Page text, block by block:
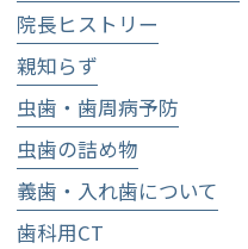
院長ヒストリー
親知らず
虫歯・歯周病予防
虫歯の詰め物
義歯・入れ歯について
歯科用CT